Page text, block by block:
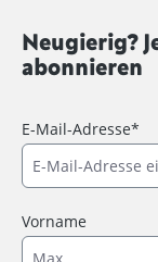
Neugierig?
abonnieren
E-Mail-Adresse*
Vorname